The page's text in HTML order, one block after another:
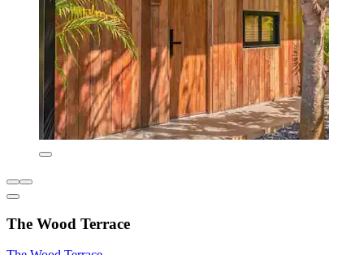
The Wood Terrace